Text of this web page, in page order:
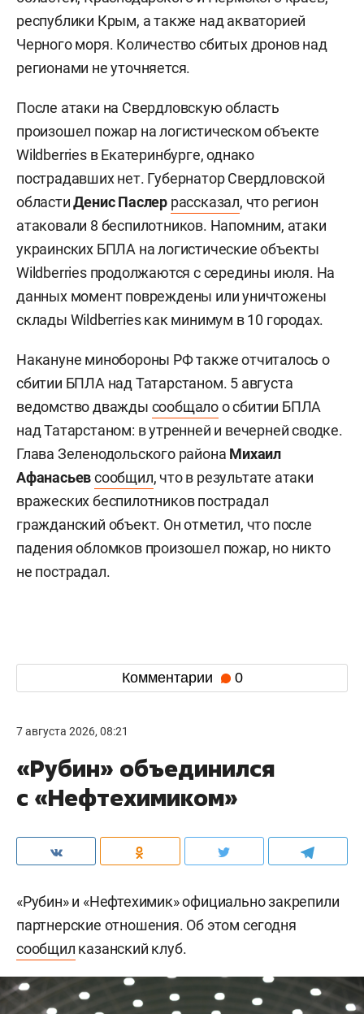
республики Крым, а также над акваторией
Черного моря. Количество сбитых дронов над
регионами не уточняется.
После атаки на Свердловскую область
произошел пожар на логистическом объекте
Wildberries в Екатеринбурге, однако
пострадавших нет. Губернатор Свердловской
областиДенис Паслер рассказал, что регион
атаковали 8 беспилотников. Напомним, атаки
украинских БПЛА на логистические объекты
Wildberries продолжаются с середины июля. На
данных момент повреждены или уничтожены
склады Wildberries как минимум в 10 городах.
Накануне минобороны РФ также отчиталось о
сбитии БПЛА над Татарстаном. 5 августа
ведомство дважды сообщалоо сбитии БПЛА
над Татарстаном: в утренней и вечерней сводке.
Глава Зеленодольского района Михаил
Афанасьевсообщил, что в результате атаки
вражеских беспилотников пострадал
гражданский объект. Он отметил, что после
падения обломков произошел пожар, но никто
не пострадал.
Комментарии 0
7 августа 2026, 08:21
«Рубин» объединился
с «Нефтехимиком»
«Рубин» и «Нефтехимик» официально закрепили
партнерские отношения. Об этом сегодня
сообщил казанский клуб.